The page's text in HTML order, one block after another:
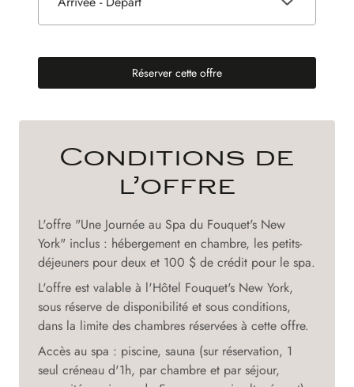
Réserver cette offre
(nouvel onglet)
Conditions de
l’offre
L'offre "Une Journée au Spa du Fouquet's New
York" inclus : hébergement en chambre, les petits-
déjeuners pour deux et 100 $ de crédit pour le spa.
L'offre est valable à l'Hôtel Fouquet's New York,
sous réserve de disponibilité et sous conditions,
dans la limite des chambres réservées à cette offre.
Accès au spa : piscine, sauna (sur réservation, 1
seul créneau d'1h, par chambre et par séjour,